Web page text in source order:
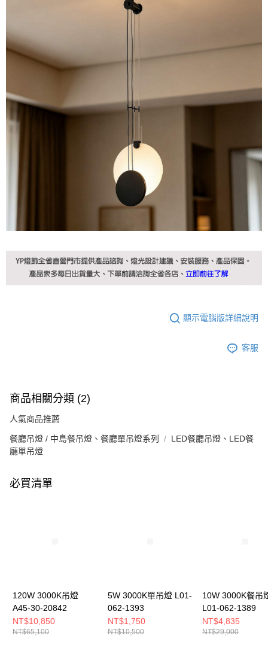
顯示電腦版詳細說明
客服
商品相關分類 (2)
人氣商品推薦
餐廳吊燈 / 中島餐吊燈、餐廳單吊燈系列
LED餐廳吊燈、LED餐
廳單吊燈
必買清單
120W 3000K吊燈
A45-30-20842
NT$10,850
NT$65,100
5W 3000K單吊燈 L01-
062-1393
NT$1,750
NT$10,500
10W 3000K餐吊
L01-062-1389
NT$4,835
NT$29,000